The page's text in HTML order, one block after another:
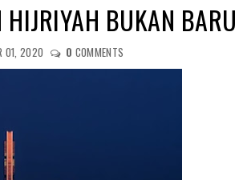
BUKAN BARU
01, 2020 0 COMMENTS